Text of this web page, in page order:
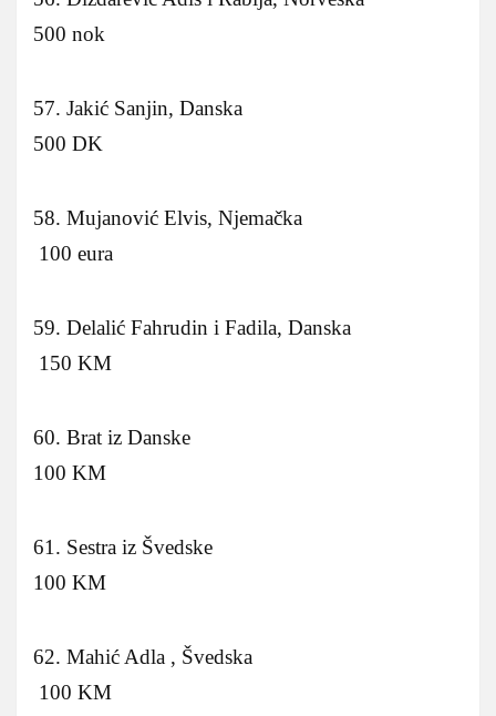
500 nok
57. Jakić Sanjin, Danska
500 DK
58. Mujanović Elvis, Njemačka
100 eura
59. Delalić Fahrudin i Fadila, Danska
150 KM
60. Brat iz Danske
100 KM
61. Sestra iz Švedske
100 KM
62. Mahić Adla , Švedska
100 KM